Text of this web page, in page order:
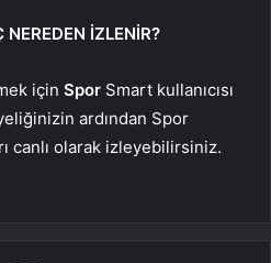
İZLENİR?
için Spor Smart kullanıcısı
ardından Spor
canlı olarak izleyebilirsiniz.